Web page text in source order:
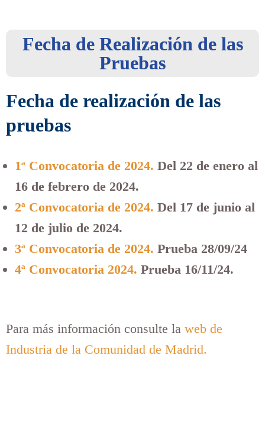
Fecha de Realización de las
Pruebas
Fecha de realización de las
pruebas
1ª Convocatoria de 2024. Del 22 de enero al
16 de febrero de 2024.
2ª Convocatoria de 2024. Del 17 de junio al
12 de julio de 2024.
3ª Convocatoria de 2024. Prueba 28/09/24
4ª Convocatoria 2024. Prueba 16/11/24.
Para más información consulte la web de
Industria de la Comunidad de Madrid.